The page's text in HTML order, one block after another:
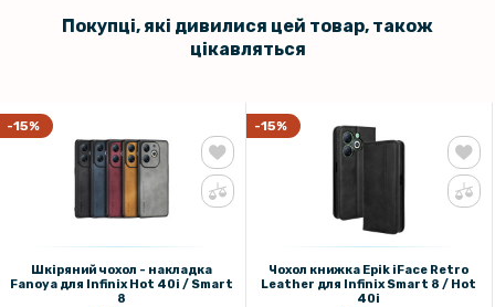
Покупці, які дивилися цей товар, також
цікавляться
-15%
Шкіряний чохол - накладка
Fanoya для Infinix Hot 40i / Smart
8
-15%
Чохол книжка Epik iFace Retro
Leather для Infinix Smart 8 / Hot
40i